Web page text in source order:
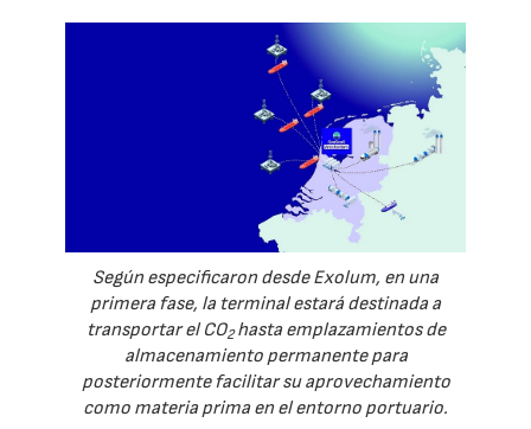
Según especificaron desde Exolum, en una
primera fase, la terminal estará destinada a
transportar el CO2hasta emplazamientos de
almacenamiento permanente para
posteriormente facilitar su aprovechamiento
como materia prima en el entorno portuario.